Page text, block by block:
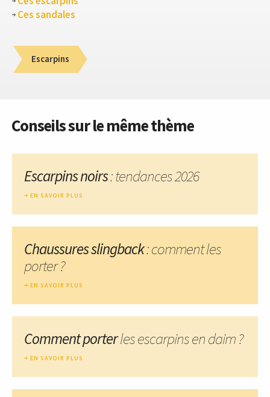
Ces sandales
Escarpins
Conseils sur le même thème
Escarpins noirs: tendances 2026
EN SAVOIR PLUS
Chaussures slingback: comment les
porter ?
EN SAVOIR PLUS
Comment porterles escarpins en daim ?
EN SAVOIR PLUS